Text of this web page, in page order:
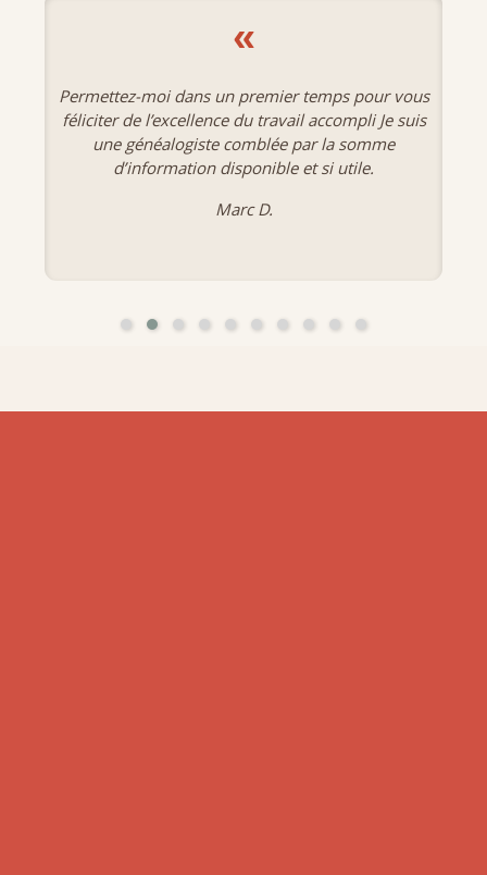
pour vous
Je suis
J'ai eu beaucoup de plaisir à
banques de données. C'est un outil
très précieux.